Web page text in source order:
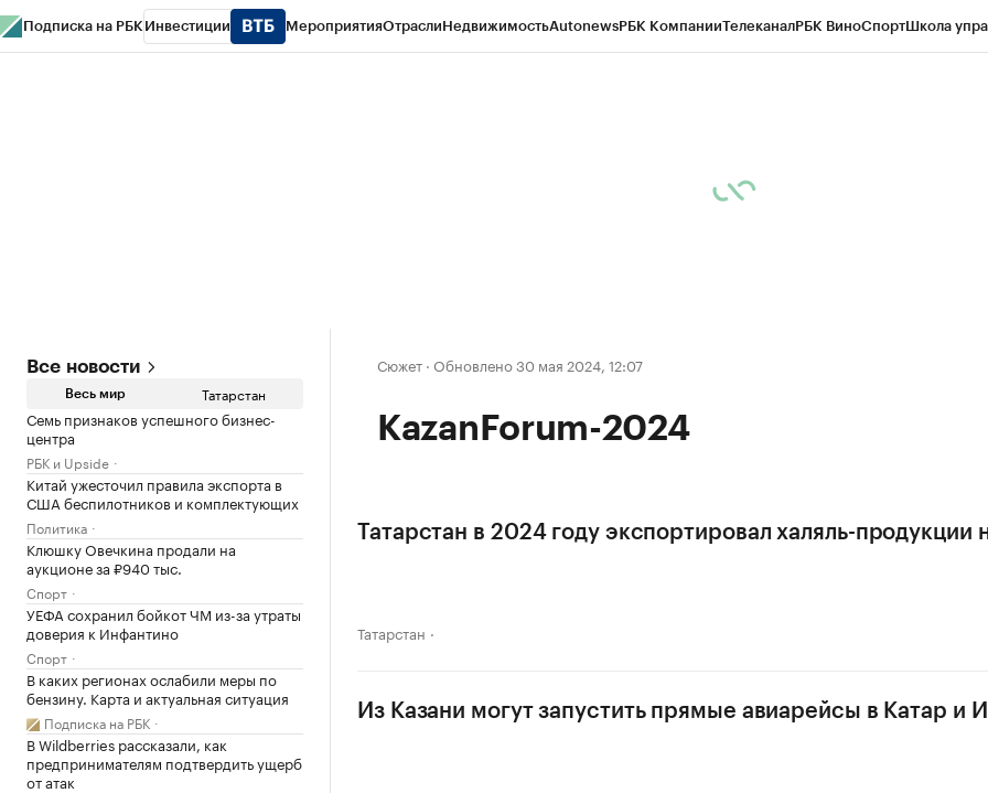
Подписка на РБК Инвестиции МероприятияОтраслиНедвижимостьAutonewsРБК КомпанииТелеканалРБК ВиноСпортШкола
Все новости
Весь мир Татарстан
Семь признаков успешного бизнес-
центра
РБК и Upside
Китай ужесточил правила экспорта в
США беспилотников и комплектующих
Политика
Клюшку Овечкина продали на
аукционе за ₽940 тыс.
Спорт
УЕФА сохранил бойкот ЧМ из-за утраты
доверия к Инфантино
Спорт
В каких регионах ослабили меры по
бензину. Карта и актуальная ситуация
Подписка на РБК
В Wildberries рассказали, как
предпринимателям подтвердить ущерб
от атак
Сюжет · Обновлено 30 мая 2024, 12:07
KazanForum-2024
Татарстан в 2024 году экспортировал халяль-продукции
Татарстан
Из Казани могут запустить прямые авиарейсы в Катар и